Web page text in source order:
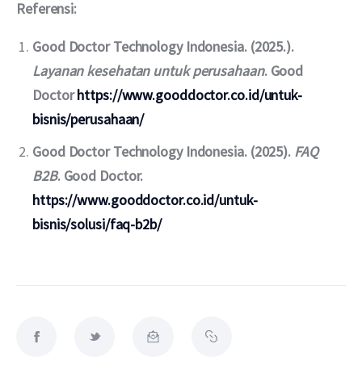
Referensi:
Good Doctor Technology Indonesia. (2025.).
Layanan kesehatan untuk perusahaan. Good
Doctorhttps://www.gooddoctor.co.id/untuk-
bisnis/perusahaan/
Good Doctor Technology Indonesia. (2025). FAQ
B2B. Good Doctor.
https://www.gooddoctor.co.id/untuk-
bisnis/solusi/faq-b2b/